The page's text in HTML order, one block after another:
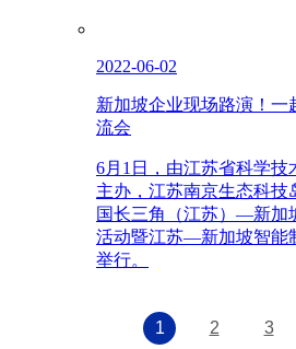
2022-06-02
新加坡企业现场路演！一
流会
6月1日，由江苏省科学
主办，江苏南京生态科技
国长三角（江苏）—新加
活动暨江苏—新加坡智能
举行。
1 2 3